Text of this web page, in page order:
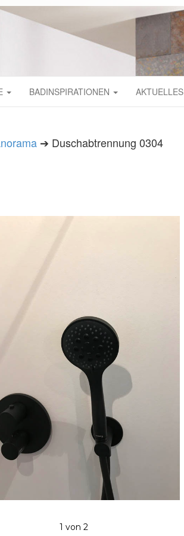
BADINSPIRATIONEN AKTUELLES
➔ Duschabtrennung 0304
1 von 2